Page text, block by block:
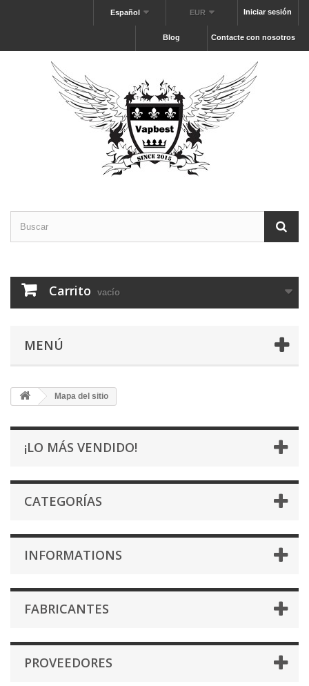
Iniciar sesión
EUR
Español
Contacte con nosotros
Blog
Carrito vacío
MENÚ
Mapa del sitio
¡LO MÁS VENDIDO!
CATEGORÍAS
INFORMATIONS
FABRICANTES
PROVEEDORES